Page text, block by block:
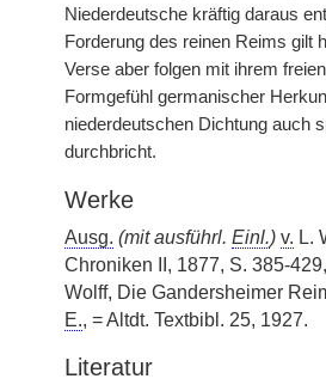
Niederdeutsche kräftig daraus
Forderung des reinen Reims gilt
Verse aber folgen mit ihrem
Formgefühl germanischer
niederdeutschen Dichtung auch
durchbricht.
Werke
Ausg. (mit ausführl. Einl.) v. L.
Chroniken II, 1877, S. 385-429,
Wolff, Die Gandersheimer
E., = Altdt. Textbibl. 25, 1927.
Literatur